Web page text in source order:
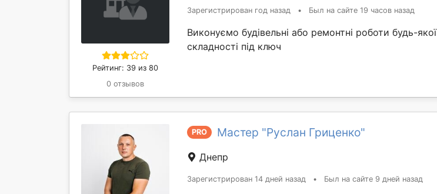
Рейтинг: 39 из 80
0 отзывов
Зарегистрирован год назад • Был на сайте 19 часов назад
Виконуємо будівельні або ремонтні роботи будь-якої
складності під ключ
PRO Мастер "Руслан Гриценко"
Днепр
Зарегистрирован 14 дней назад • Был на сайте 9 дней назад